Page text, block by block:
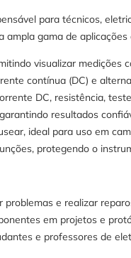
para técnicos,
gama de
visualizar medições
contínua (DC) e
DC, resistência,
resultados
ideal para uso em
protegendo o
problemas e realizar
em projetos e
e professores de